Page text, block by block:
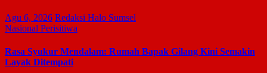
Agu 6, 2026 Redaksi Halo Sumsel
Nasional Perisitiwa
Rasa Syukur Mendalam: Rumah Bapak Gilang Kini Semakin
Layak Ditempati